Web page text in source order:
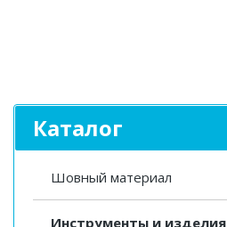
Каталог
Шовный материал
Инструменты и изделия